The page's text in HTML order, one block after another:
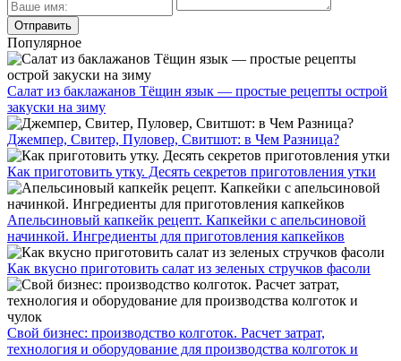
Популярное
Салат из баклажанов Тёщин язык — простые рецепты острой
закуски на зиму
Джемпер, Свитер, Пуловер, Свитшот: в Чем Разница?
Как приготовить утку. Десять секретов приготовления утки
Апельсиновый капкейк рецепт. Капкейки с апельсиновой
начинкой. Ингредиенты для приготовления капкейков
Как вкусно приготовить салат из зеленых стручков фасоли
Свой бизнес: производство колготок. Расчет затрат,
технология и оборудование для производства колготок и